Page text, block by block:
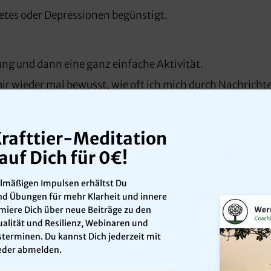
oder Depressionen begünstigt.
und dann eine ganz einfache Aktivität.
wieder mal bewusst, wie oft ich mich durch
nicht will. Allein dadurch hat sich meine Stimmung
Unterprogramm in unserem Gehirn haben, sind wir
bewusst zu steuern.
mir, wenn ich als Dozent arbeite und sehe
Meditation
Dich für 0€!
Impulsen erhältst Du
Übungen für mehr Klarheit und innere
Dich über neue Beiträge zu den
und Resilienz, Webinaren und
Du kannst Dich jederzeit mit
abmelden.